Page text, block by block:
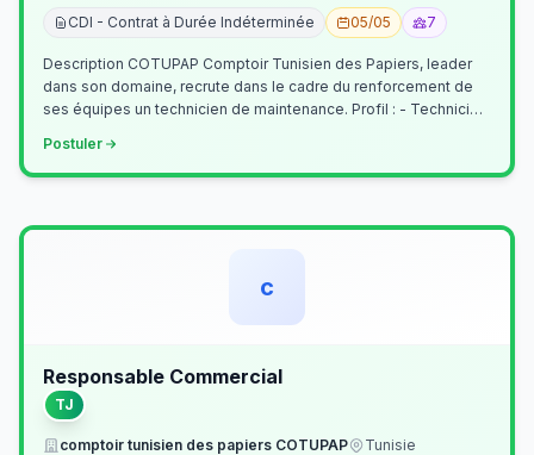
CDI - Contrat à Durée Indéterminée
05/05 7
Description COTUPAP Comptoir Tunisien des Papiers, leader
dans son domaine, recrute dans le cadre du renforcement de
ses équipes un technicien de maintenance. Profil : - Technicien
Postuler
c
Responsable Commercial
TJ
comptoir tunisien des papiers COTUPAP
Tunisie